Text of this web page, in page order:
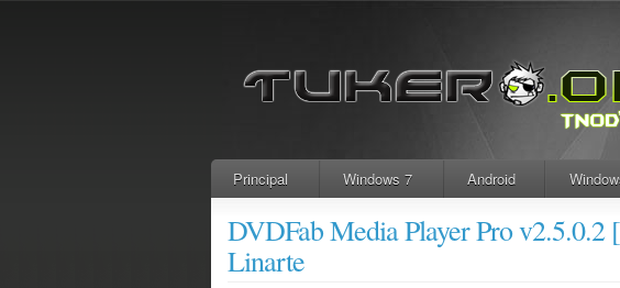
Principal Windows 7 Android
DVDFab Media Player Pro v2.5.0.2
Linarte